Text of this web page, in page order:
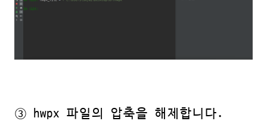
③ hwpx 파일의 압축을 해제합니다.